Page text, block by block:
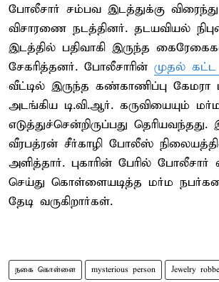
போலீசார் சம்பவ இடத்துக்கு
விசாரணை நடத்தினர். தடயவியல்
இடத்தில் பதிவாகி இருந்த
சேகரித்தனர். போலீசாரின் முதல்
வீட்டில் இருந்த கண்காணிப்பு கேமரா
அடங்கிய டி.வி.ஆர். கருவியையும்
எடுத்துச்சென்றிருப்பது
வீரபத்ரன் சீர்காழி போலீஸ்
அளித்தார். புகாரின் பேரில் போலீசார்
செய்து கொள்ளையடித்த மர்ம
தேடி வருகிறார்கள்.
நகை கொள்ளை mysterious person Jewelry